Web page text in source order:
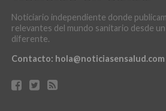
Noticiario independiente donde
relevantes del mundo sanitario desde
diferente.
Contacto: hola@noticiasensalud.com